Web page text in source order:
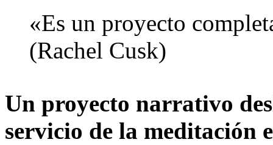
«Es un proyecto
(Rachel Cusk)
Un proyecto narrativo
servicio de la meditación